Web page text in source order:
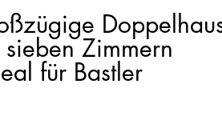
Zimmern
für Bastler